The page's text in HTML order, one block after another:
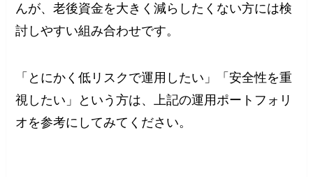
んが、老後資金を大きく減らしたくない方には検
討しやすい組み合わせです。
「とにかく低リスクで運用したい」「安全性を重
視したい」という方は、上記の運用ポートフォリ
オを参考にしてみてください。